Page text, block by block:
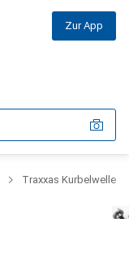
Zur App
Traxxas Kurbelwelle